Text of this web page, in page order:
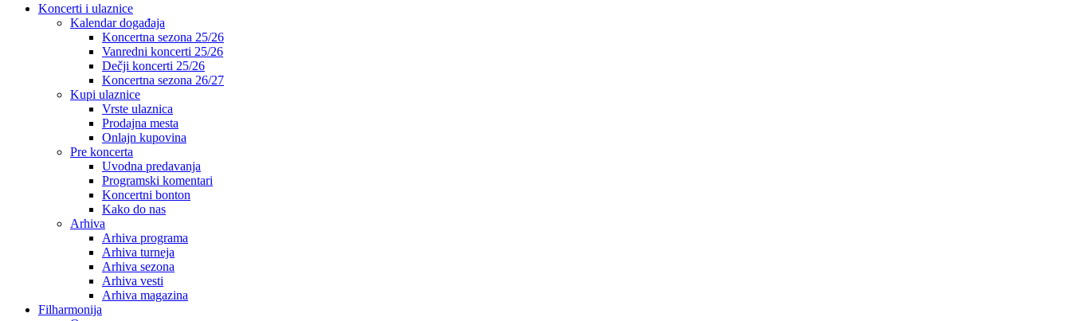
Koncerti i ulaznice
Kalendar događaja
Koncertna sezona 25/26
Vanredni koncerti 25/26
Dečji koncerti 25/26
Koncertna sezona 26/27
Kupi ulaznice
Vrste ulaznica
Prodajna mesta
Onlajn kupovina
Pre koncerta
Uvodna predavanja
Programski komentari
Koncertni bonton
Kako do nas
Arhiva
Arhiva programa
Arhiva turneja
Arhiva sezona
Arhiva vesti
Arhiva magazina
Filharmonija